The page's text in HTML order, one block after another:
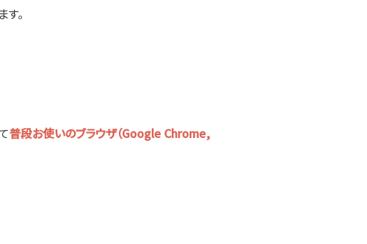
。
普段お使いのブラウザ（Google Chrome,